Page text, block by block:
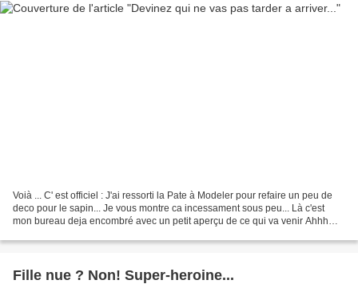
Voià ... C' est officiel : J'ai ressorti la Pate à Modeler pour refaire un peu de
deco pour le sapin... Je vous montre ca incessament sous peu... Là c'est
mon bureau deja encombré avec un petit aperçu de ce qui va venir Ahhh
Fille nue ? Non! Super-heroine...